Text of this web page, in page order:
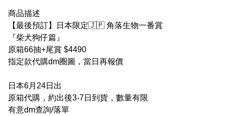
商品描述
【最後預訂】日本限定🇯🇵 角落生物一番賞
『柴犬狗仔篇』
原箱66抽+尾賞 $4490
指定款代購dm圈圖，當日再報價
日本6月24日出
原箱代購，約出後3-7日到貨，數量有限
有意dm查詢/落單